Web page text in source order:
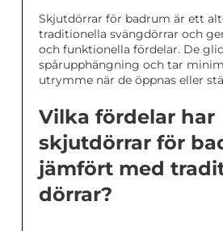
Skjutdörrar för badrum är ett
traditionella svängdörrar och
och funktionella fördelar. De
spårupphängning och tar
utrymme när de öppnas eller
Vilka fördelar har
skjutdörrar för
jämfört med
dörrar?